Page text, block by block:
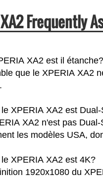
Frequently
XA2 est il étanche?
que le XPERIA XA2
XPERIA XA2 est Dual-
XA2 n'est pas
les modèles USA,
XPERIA XA2 est 4K?
1920x1080 du